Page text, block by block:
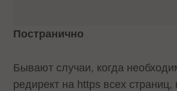
Постранично
Бывают случаи, когда
редирект на https всех страниц,